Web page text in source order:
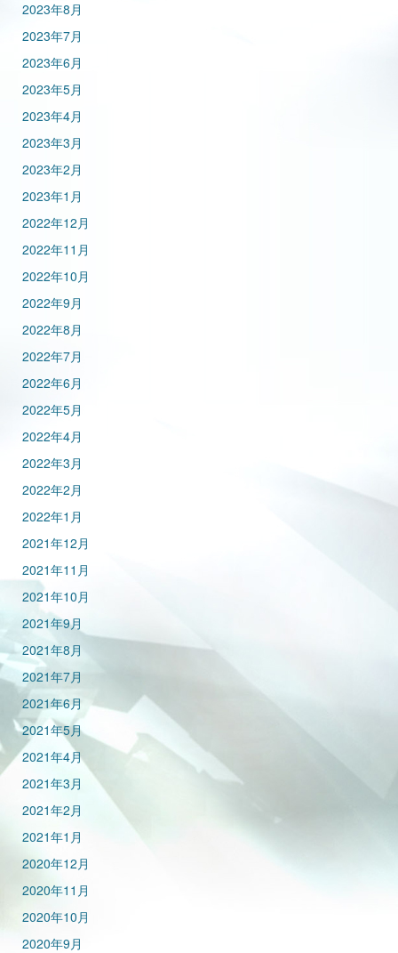
2023年8月
2023年7月
2023年6月
2023年5月
2023年4月
2023年3月
2023年2月
2023年1月
2022年12月
2022年11月
2022年10月
2022年9月
2022年8月
2022年7月
2022年6月
2022年5月
2022年4月
2022年3月
2022年2月
2022年1月
2021年12月
2021年11月
2021年10月
2021年9月
2021年8月
2021年7月
2021年6月
2021年5月
2021年4月
2021年3月
2021年2月
2021年1月
2020年12月
2020年11月
2020年10月
2020年9月